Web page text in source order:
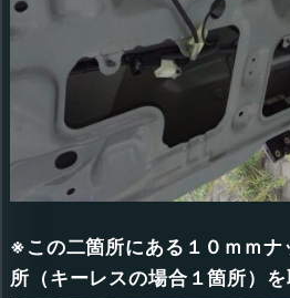
※この二箇所にある１０ｍｍナ
所（キーレスの場合１箇所）を